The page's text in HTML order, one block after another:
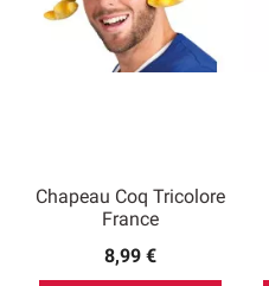
Chapeau Coq Tricolore
France
8,99 €